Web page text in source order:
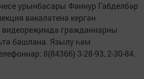
урынбасары Фәннур Габделбәр
вәкаләтенә кергән
видеореҗимда гражданнарны
башлана. Язылу һәм
8(84366) 3-28-93, 2-30-84.